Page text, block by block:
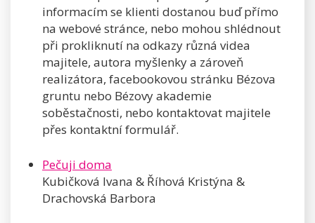
informacím se klienti dostanou buď přímo
na webové stránce, nebo mohou shlédnout
při prokliknutí na odkazy různá videa
majitele, autora myšlenky a zároveň
realizátora, facebookovou stránku Bézova
gruntu nebo Bézovy akademie
soběstačnosti, nebo kontaktovat majitele
přes kontaktní formulář.
Pečuji doma
Kubičková Ivana & Říhová Kristýna &
Drachovská Barbora